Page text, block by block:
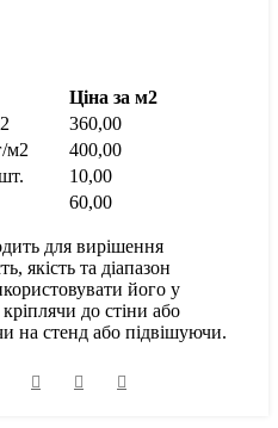
Ціна за м2
360,00
м2
400,00
10,00
60,00
для вирішення
якість та діапазон
його у
до стіни або
на стенд або підвішуючи.